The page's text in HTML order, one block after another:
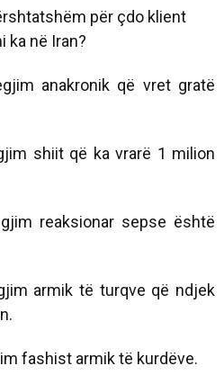
për çdo klient
ka në Iran?
anakronik që vret gratë
shiit që ka vrarë 1 milion
reaksionar sepse është
armik të turqve që ndjek
fashist armik të kurdëve.